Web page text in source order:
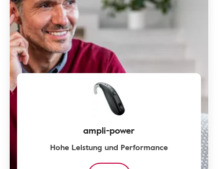
ampli-power
Hohe Leistung und Performance